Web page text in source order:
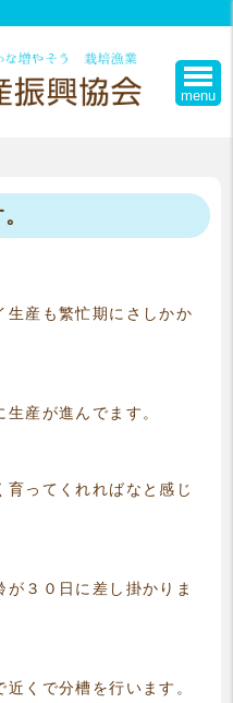
menu
生産も繁忙期にさしかか
産が進んでます。
ってくれればなと感じ
３０日に差し掛かりま
くで分槽を行います。